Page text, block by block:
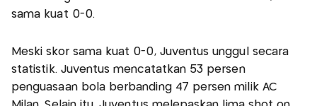
sama kuat 0-0.
Meski skor sama kuat 0-0, Juventus unggul secara
statistik. Juventus mencatatkan 53 persen
penguasaan bola berbanding 47 persen milik AC